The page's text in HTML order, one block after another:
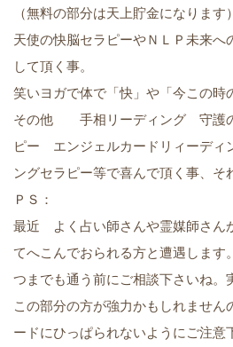
（無料の部分は天上貯金になります）
天使の快脳セラピーやＮＬＰ未来へ
して頂く事。
笑いヨガで体で「快」や「今この時
その他 手相リーディング 守護の
ピー エンジェルカードリィーディ
ングセラピー等で喜んで頂く事、そ
ＰＳ：
最近 よく占い師さんや霊媒師さん
てへこんでおられる方と遭遇します
つまでも通う前にご相談下さいね。
この部分の方が強力かもしれませ
ードにひっぱられないようにご注意